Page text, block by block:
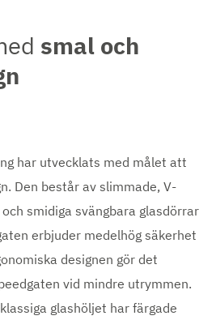
smal och
har utvecklats med målet att
Den består av slimmade, V-
smidiga svängbara glasdörrar
erbjuder medelhög säkerhet
designen gör det
vid mindre utrymmen.
glashöljet har färgade